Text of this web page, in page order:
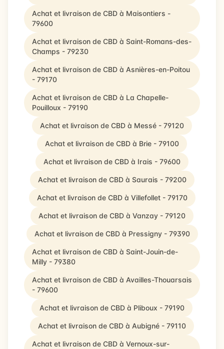
Achat et livraison de CBD à Maisontiers -
79600
Achat et livraison de CBD à Saint-Romans-des-
Champs - 79230
Achat et livraison de CBD à Asnières-en-Poitou
- 79170
Achat et livraison de CBD à La Chapelle-
Pouilloux - 79190
Achat et livraison de CBD à Messé - 79120
Achat et livraison de CBD à Brie - 79100
Achat et livraison de CBD à Irais - 79600
Achat et livraison de CBD à Saurais - 79200
Achat et livraison de CBD à Villefollet - 79170
Achat et livraison de CBD à Vanzay - 79120
Achat et livraison de CBD à Pressigny - 79390
Achat et livraison de CBD à Saint-Jouin-de-
Milly - 79380
Achat et livraison de CBD à Availles-Thouarsais
- 79600
Achat et livraison de CBD à Pliboux - 79190
Achat et livraison de CBD à Aubigné - 79110
Achat et livraison de CBD à Vernoux-sur-